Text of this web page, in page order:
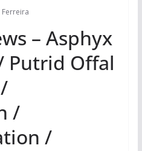
– Asphyx
Putrid Offal
/
/